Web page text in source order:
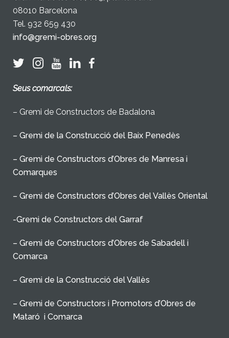
08010 Barcelona
Tel. 932 659 430
info@gremi-obres.org
Seus comarcals:
– Gremi de Constructors de Badalona
– Gremi de la Construcció del Baix Penedès
– Gremi de Constructors d’Obres de Manresa i
Comarques
– Gremi de Constructors d’Obres del Vallès Oriental
-Gremi de Constructors del Garraf
– Gremi de Constructors d’Obres de Sabadell i
Comarca
– Gremi de la Construcció del Vallès
– Gremi de Constructors i Promotors d’Obres de
Mataró i Comarca